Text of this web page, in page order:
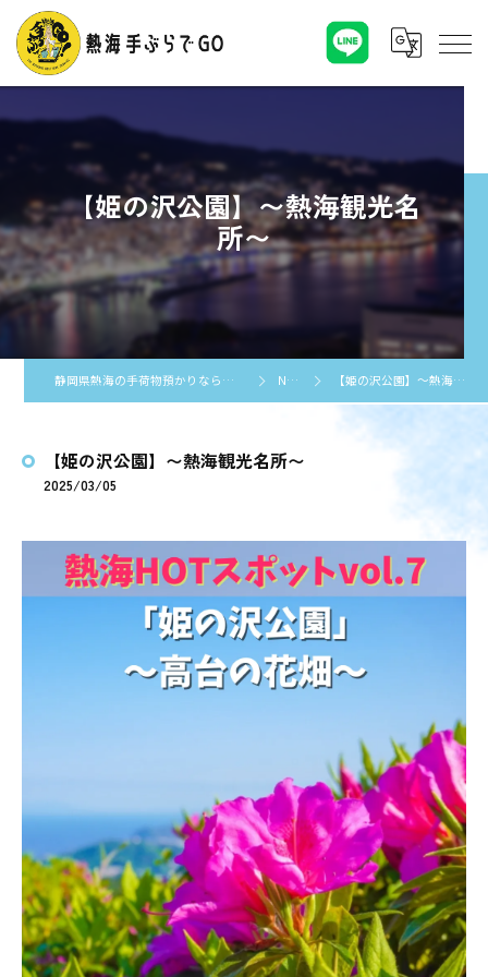
【姫の沢公園】〜熱海観光名
所〜
静岡県熱海の手荷物預かりなら熱海手ぶらでGO NEWS 【姫の沢公園】〜熱海観光名所〜
【姫の沢公園】〜熱海観光名所〜
2025/03/05